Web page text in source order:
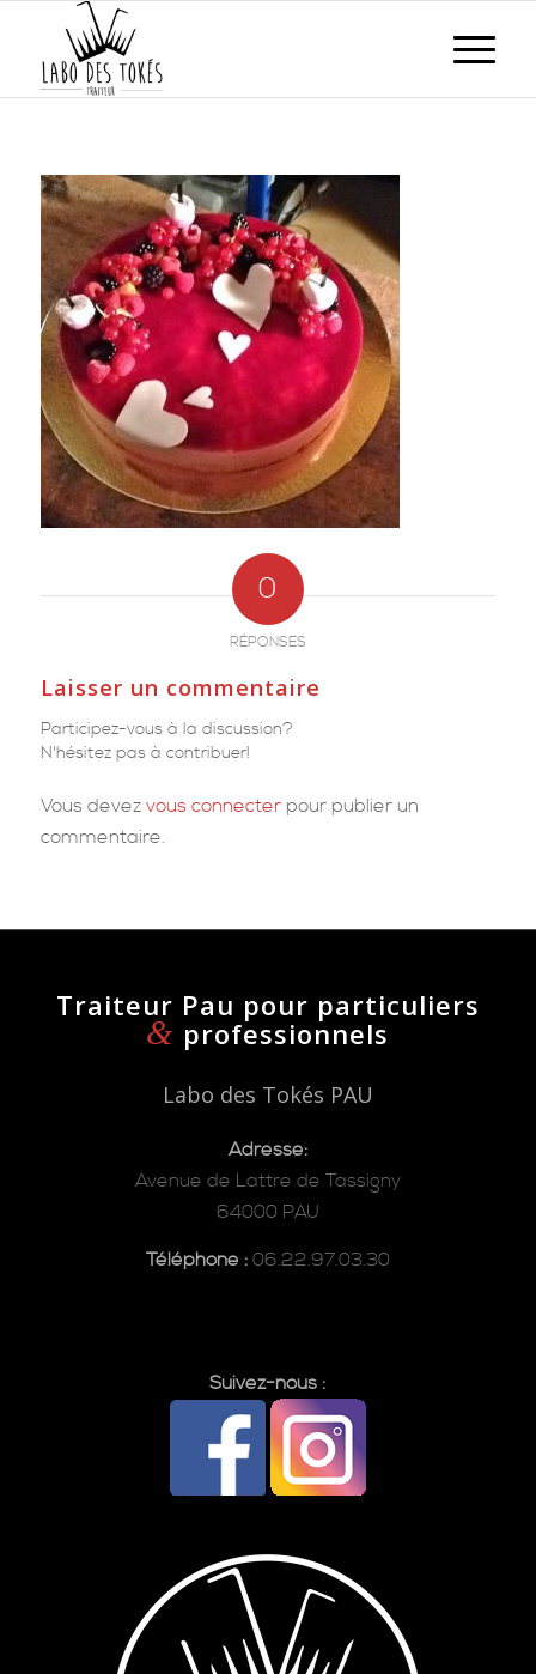
0
RÉPONSES
Laisser un commentaire
Participez-vous à la discussion?
N'hésitez pas à contribuer!
Vous devez vous connecterpour publier un
commentaire.
Traiteur Pau pour particuliers
& professionnels
Labo des Tokés PAU
Adresse:
Avenue de Lattre de Tassigny
64000 PAU
Téléphone :06.22.97.03.30
Suivez-nous :